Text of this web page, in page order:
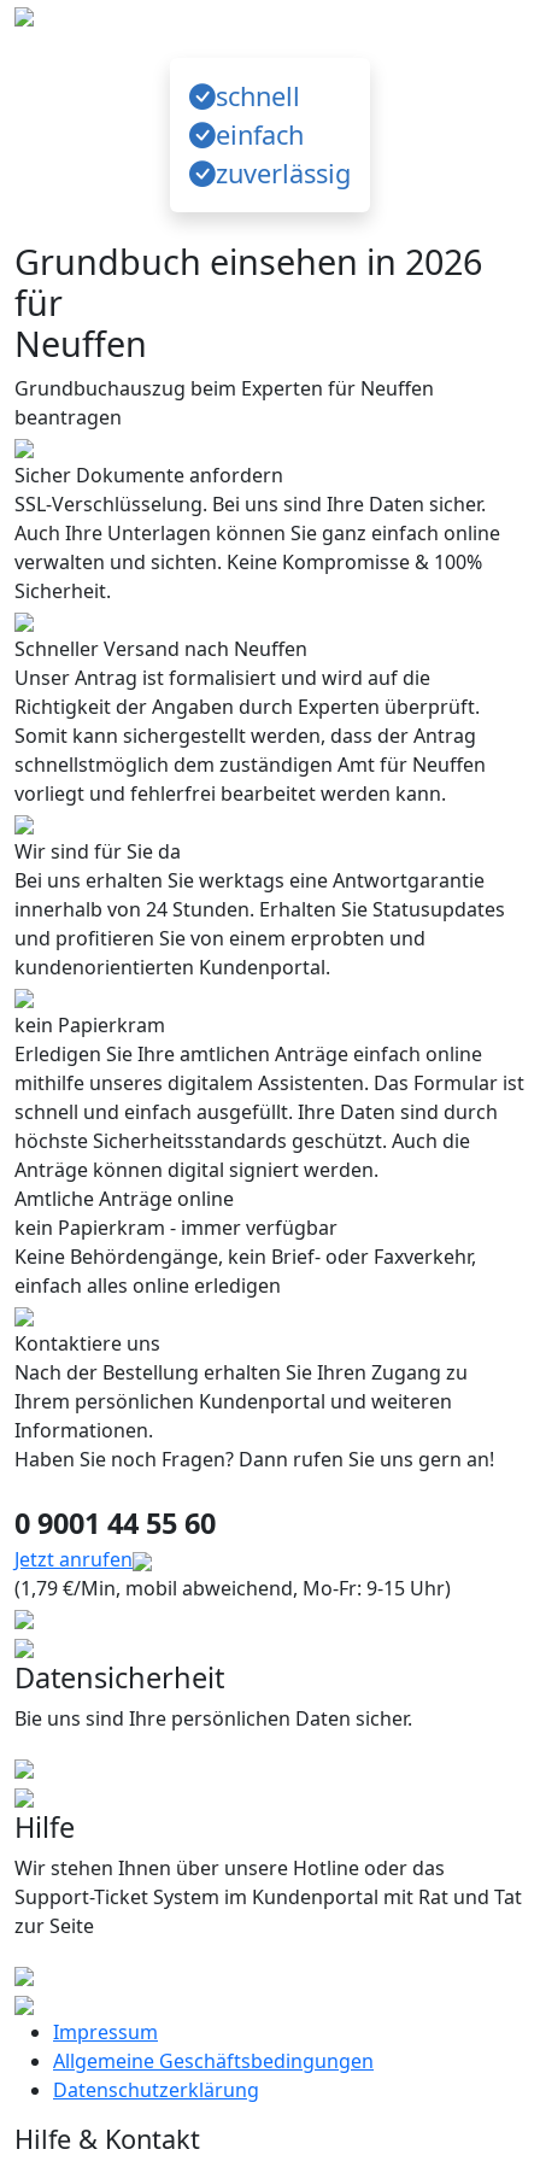
schnell
einfach
zuverlässig
Grundbuch einsehen in 2026
für
Neuffen
Grundbuchauszug beim Experten für Neuffen
beantragen
Sicher Dokumente anfordern
SSL-Verschlüsselung. Bei uns sind Ihre Daten sicher.
Auch Ihre Unterlagen können Sie ganz einfach online
verwalten und sichten. Keine Kompromisse & 100%
Sicherheit.
Schneller Versand nach Neuffen
Unser Antrag ist formalisiert und wird auf die
Richtigkeit der Angaben durch Experten überprüft.
Somit kann sichergestellt werden, dass der Antrag
schnellstmöglich dem zuständigen Amt für Neuffen
vorliegt und fehlerfrei bearbeitet werden kann.
Wir sind für Sie da
Bei uns erhalten Sie werktags eine Antwortgarantie
innerhalb von 24 Stunden. Erhalten Sie Statusupdates
und profitieren Sie von einem erprobten und
kundenorientierten Kundenportal.
kein Papierkram
Erledigen Sie Ihre amtlichen Anträge einfach online
mithilfe unseres digitalem Assistenten. Das Formular ist
schnell und einfach ausgefüllt. Ihre Daten sind durch
höchste Sicherheitsstandards geschützt. Auch die
Anträge können digital signiert werden.
Amtliche Anträge online
kein Papierkram - immer verfügbar
Keine Behördengänge, kein Brief- oder Faxverkehr,
einfach alles online erledigen
Kontaktiere uns
Nach der Bestellung erhalten Sie Ihren Zugang zu
Ihrem persönlichen Kundenportal und weiteren
Informationen.
Haben Sie noch Fragen? Dann rufen Sie uns gern an!
0 9001 44 55 60
Jetzt anrufen
(1,79 €/Min, mobil abweichend, Mo-Fr: 9-15 Uhr)
Datensicherheit
Bie uns sind Ihre persönlichen Daten sicher.
Hilfe
Wir stehen Ihnen über unsere Hotline oder das
Support-Ticket System im Kundenportal mit Rat und Tat
zur Seite
Impressum
Allgemeine Geschäftsbedingungen
Datenschutzerklärung
Hilfe & Kontakt